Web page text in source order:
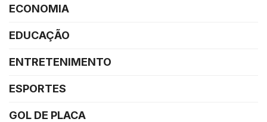
ECONOMIA
EDUCAÇÃO
ENTRETENIMENTO
ESPORTES
GOL DE PLACA